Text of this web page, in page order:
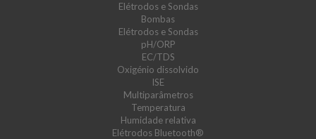
Elétrodos e Sondas
Bombas
Elétrodos e Sondas
pH/ORP
EC/TDS
Oxigénio dissolvido
ISE
Multiparâmetros
Temperatura
Humidade relativa
Elétrodos Bluetooth®